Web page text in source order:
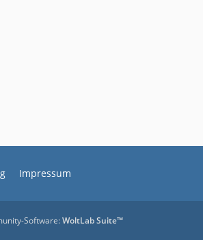
Impressum
Software:WoltLab Suite™